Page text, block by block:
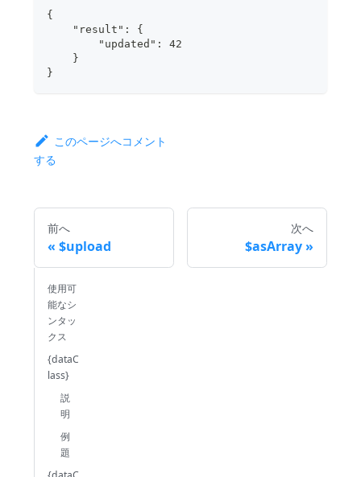
{
    "result": {
        "updated": 42
    }
}
このページへコメント
する
前へ
$upload
次へ
$asArray
使用可
能なシ
ンタッ
クス
{dataC
lass}
説
明
例
題